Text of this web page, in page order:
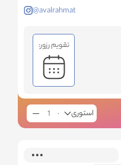
@avalrahmat
تقویم رزور:
استوری